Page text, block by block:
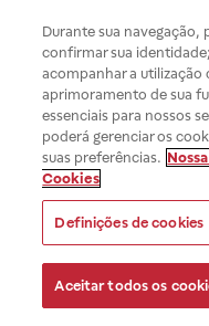
Durante sua navegação,
confirmar sua
acompanhar a utilização
aprimoramento de sua
essenciais para nossos
poderá gerenciar os
suas preferências.
Cookies
Definições de cookies
Aceitar todos os